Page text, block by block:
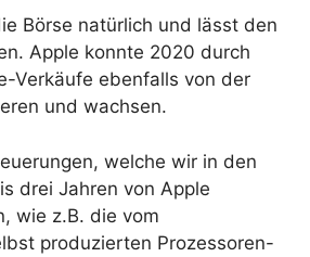
Börse natürlich und lässt den
Apple konnte 2020 durch
Verkäufe ebenfalls von der
und wachsen.
welche wir in den
drei Jahren von Apple
wie z.B. die vom
produzierten Prozessoren-